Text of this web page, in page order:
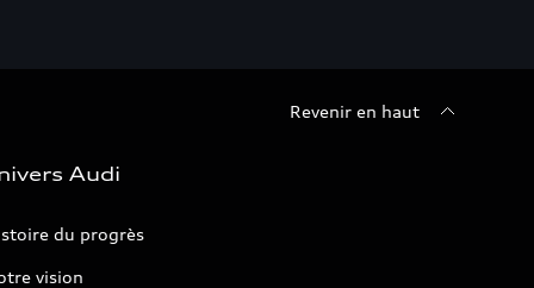
Revenir en haut
Audi
du progrès
vision